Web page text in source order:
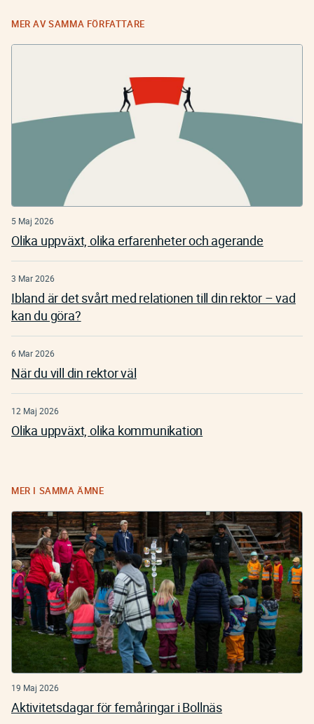
MER AV SAMMA FÖRFATTARE
5 Maj 2026
Olika uppväxt, olika erfarenheter och agerande
3 Mar 2026
Ibland är det svårt med relationen till din rektor – vad
kan du göra?
6 Mar 2026
När du vill din rektor väl
12 Maj 2026
Olika uppväxt, olika kommunikation
MER I SAMMA ÄMNE
19 Maj 2026
Aktivitetsdagar för femåringar i Bollnäs